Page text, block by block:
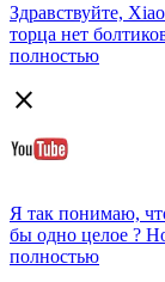
Здравствуйте,
торца нет
полностью
close
Я так понимаю,
бы одно целое ?
полностью